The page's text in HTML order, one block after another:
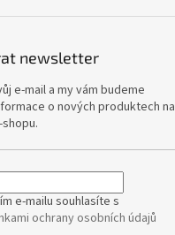
newsletter
e-mail a my vám budeme
o nových produktech na
e-mailu souhlasíte s
ochrany osobních údajů